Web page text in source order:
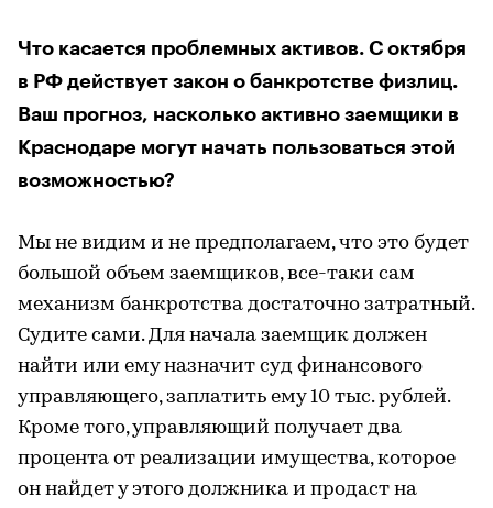
Что касается проблемных активов. С октября
в РФ действует закон о банкротстве физлиц.
Ваш прогноз, насколько активно заемщики в
Краснодаре могут начать пользоваться этой
возможностью?
Мы не видим и не предполагаем, что это будет
большой объем заемщиков, все-таки сам
механизм банкротства достаточно затратный.
Судите сами. Для начала заемщик должен
найти или ему назначит суд финансового
управляющего, заплатить ему 10 тыс. рублей.
Кроме того, управляющий получает два
процента от реализации имущества, которое
он найдет у этого должника и продаст на